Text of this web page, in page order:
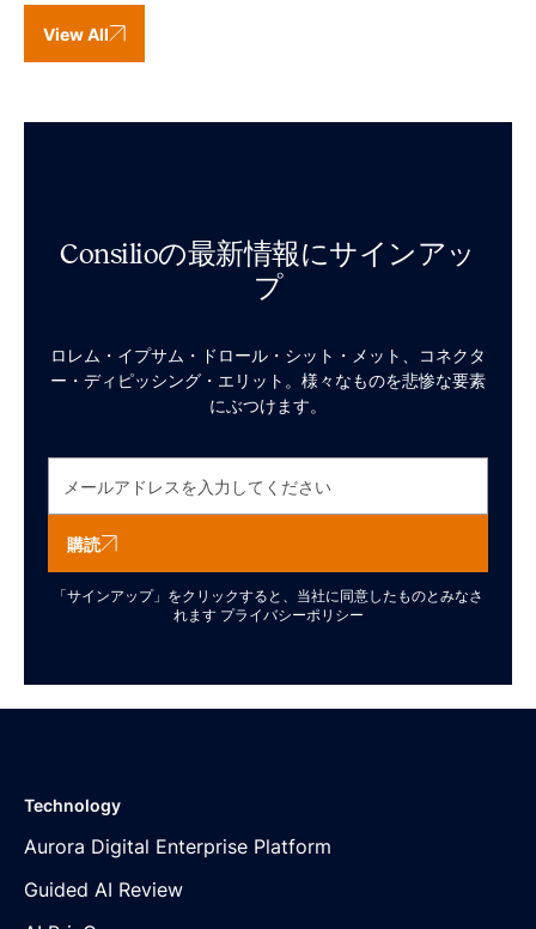
View All
Consilioの最新情報にサインアッ
プ
ロレム・イプサム・ドロール・シット・メット、コネクタ
ー・ディピッシング・エリット。様々なものを悲惨な要素
にぶつけます。
購読
「サインアップ」をクリックすると、当社に同意したものとみなさ
れます プライバシーポリシー
Technology
Aurora Digital Enterprise Platform
Guided AI Review